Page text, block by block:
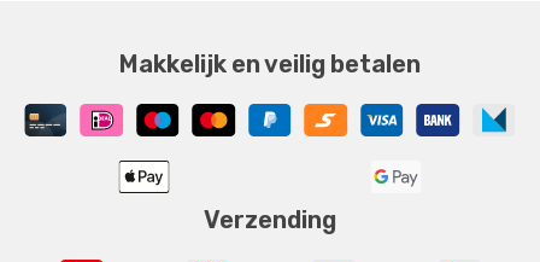
Makkelijk en veilig betalen
Verzending